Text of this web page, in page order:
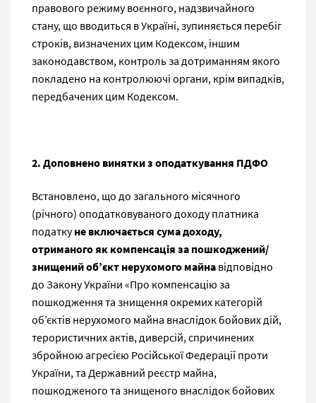
правового режиму воєнного, надзвичайного
стану, що вводиться в Україні, зупиняється перебіг
строків, визначених цим Кодексом, іншим
законодавством, контроль за дотриманням якого
покладено на контролюючі органи, крім випадків,
передбачених цим Кодексом.
2. Доповнено винятки з оподаткування ПДФО
Встановлено, що до загального місячного
(річного) оподатковуваного доходу платника
податкуне включається сума доходу,
отриманого як компенсація за пошкоджений/
знищений об’єкт нерухомого майна відповідно
до Закону України «Про компенсацію за
пошкодження та знищення окремих категорій
об’єктів нерухомого майна внаслідок бойових дій,
терористичних актів, диверсій, спричинених
збройною агресією Російської Федерації проти
України, та Державний реєстр майна,
пошкодженого та знищеного внаслідок бойових